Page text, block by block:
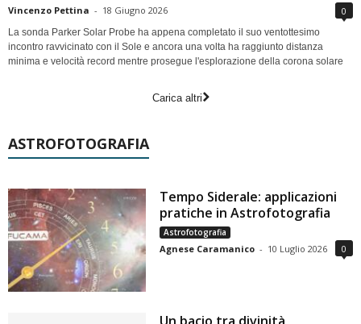
Vincenzo Pettina - 18 Giugno 2026 0
La sonda Parker Solar Probe ha appena completato il suo ventottesimo
incontro ravvicinato con il Sole e ancora una volta ha raggiunto distanza
minima e velocità record mentre prosegue l'esplorazione della corona solare
Carica altri
ASTROFOTOGRAFIA
Tempo Siderale: applicazioni
pratiche in Astrofotografia
Astrofotografia
Agnese Caramanico - 10 Luglio 2026 0